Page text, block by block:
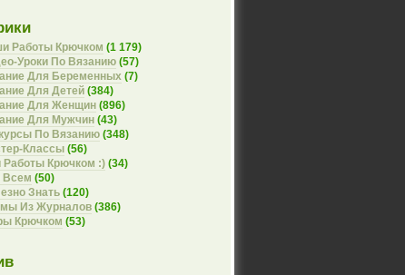
Работы Крючком (1 179)
Уроки По Вязанию (57)
Для Беременных (7)
Для Детей (384)
Для Женщин (896)
Для Мужчин (43)
По Вязанию (348)
Классы (56)
Работы Крючком :) (34)
Всем (50)
Знать (120)
Из Журналов (386)
Крючком (53)